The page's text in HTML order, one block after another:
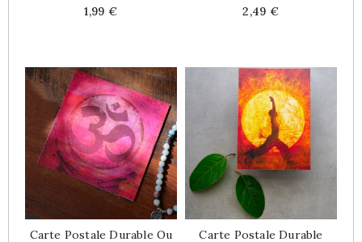
Price
1,99 €
Price
2,49 €
Carte Postale Durable Ou
Carte Postale Durable